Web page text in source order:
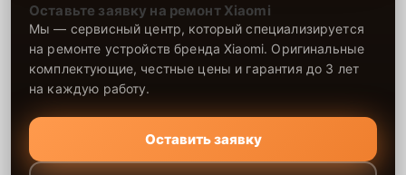
Оставьте заявку на ремонт Xiaomi
Мы — сервисный центр, который специализируется
на ремонте устройств бренда Xiaomi. Оригинальные
комплектующие, честные цены и гарантия до 3 лет
на каждую работу.
Оставить заявку